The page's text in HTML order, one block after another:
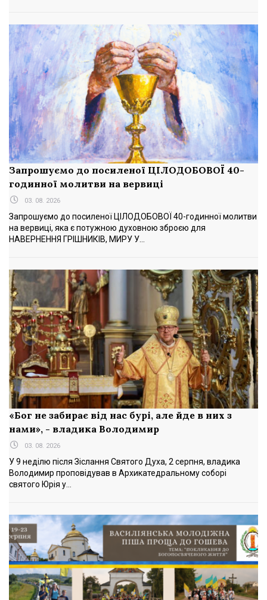
Запрошуємо до посиленої ЦІЛОДОБОВОЇ 40-
годинної молитви на вервиці
03. 08. 2026
Запрошуємо до посиленої ЦІЛОДОБОВОЇ 40-годинної молитви
на вервиці, яка є потужною духовною зброєю для
НАВЕРНЕННЯ ГРІШНИКІВ, МИРУ У...
«Бог не забирає від нас бурі, але йде в них з
нами», - владика Володимир
03. 08. 2026
У 9 неділю після Зіслання Святого Духа, 2 серпня, владика
Володимир проповідував в Архикатедральному соборі
святого Юрія у...